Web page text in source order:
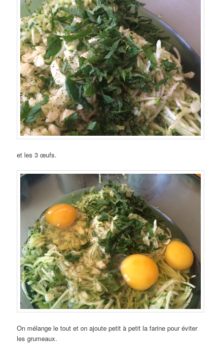
et les 3 œufs.
On mélange le tout et on ajoute petit à petit la farine pour éviter
les grumeaux.